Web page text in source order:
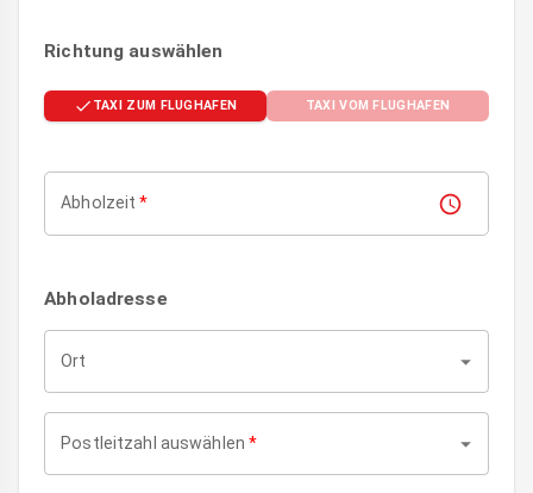
Richtung auswählen
TAXI ZUM FLUGHAFEN TAXI VOM FLUGHAFEN
Abholzeit *
Abholadresse
Ort
Postleitzahl auswählen *